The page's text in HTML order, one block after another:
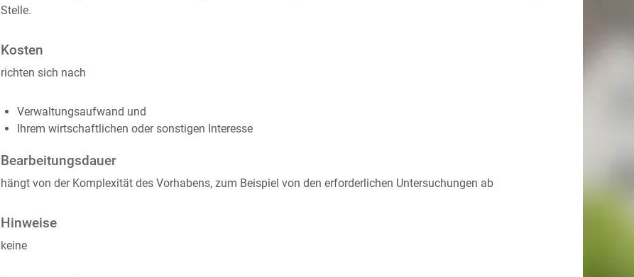
Stelle.
Kosten
richten sich nach
Verwaltungsaufwand und
Ihrem wirtschaftlichen oder sonstigen Interesse
Bearbeitungsdauer
hängt von der Komplexität des Vorhabens, zum Beispiel von den erforderlichen Untersuchungen ab
Hinweise
keine